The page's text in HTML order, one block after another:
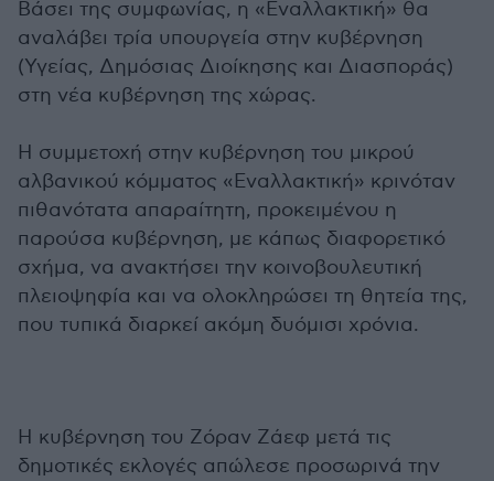
Βάσει της συμφωνίας, η «Εναλλακτική» θα
αναλάβει τρία υπουργεία στην κυβέρνηση
(Υγείας, Δημόσιας Διοίκησης και Διασποράς)
στη νέα κυβέρνηση της χώρας.
Η συμμετοχή στην κυβέρνηση του μικρού
αλβανικού κόμματος «Εναλλακτική» κρινόταν
πιθανότατα απαραίτητη, προκειμένου η
παρούσα κυβέρνηση, με κάπως διαφορετικό
σχήμα, να ανακτήσει την κοινοβουλευτική
πλειοψηφία και να ολοκληρώσει τη θητεία της,
που τυπικά διαρκεί ακόμη δυόμισι χρόνια.
Η κυβέρνηση του Ζόραν Ζάεφ μετά τις
δημοτικές εκλογές απώλεσε προσωρινά την